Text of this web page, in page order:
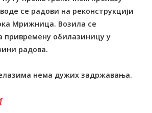
се радови на реконструкцији
Мрижница. Возила се
привремену обилазиницу у
радова.
нема дужих задржавања.